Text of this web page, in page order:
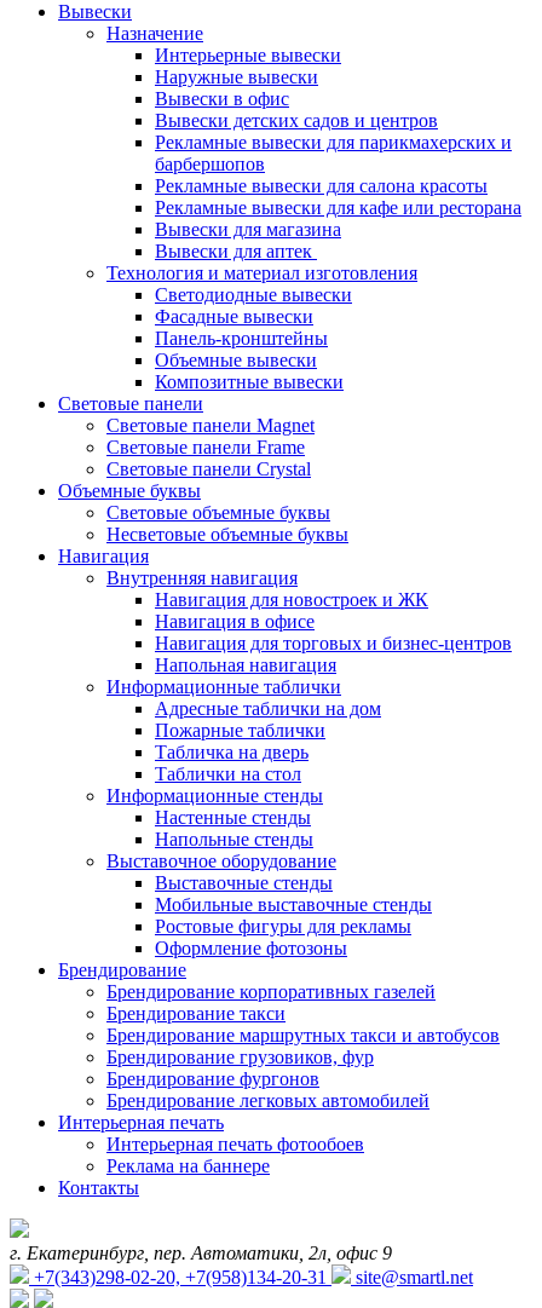
Вывески
Назначение
Интерьерные вывески
Наружные вывески
Вывески в офис
Вывески детских садов и центров
Рекламные вывески для парикмахерских и
барбершопов
Рекламные вывески для салона красоты
Рекламные вывески для кафе или ресторана
Вывески для магазина
Вывески для аптек
Технология и материал изготовления
Светодиодные вывески
Фасадные вывески
Панель-кронштейны
Объемные вывески
Композитные вывески
Световые панели
Световые панели Magnet
Световые панели Frame
Световые панели Crystal
Объемные буквы
Световые объемные буквы
Несветовые объемные буквы
Навигация
Внутренняя навигация
Навигация для новостроек и ЖК
Навигация в офисе
Навигация для торговых и бизнес-центров
Напольная навигация
Информационные таблички
Адресные таблички на дом
Пожарные таблички
Табличка на дверь
Таблички на стол
Информационные стенды
Настенные стенды
Напольные стенды
Выставочное оборудование
Выставочные стенды
Мобильные выставочные стенды
Ростовые фигуры для рекламы
Оформление фотозоны
Брендирование
Брендирование корпоративных газелей
Брендирование такси
Брендирование маршрутных такси и автобусов
Брендирование грузовиков, фур
Брендирование фургонов
Брендирование легковых автомобилей
Интерьерная печать
Интерьерная печать фотообоев
Реклама на баннере
Контакты
г. Екатеринбург, пер. Автоматики, 2л, офис 9
+7(343)298-02-20, +7(958)134-20-31
site@smartl.net